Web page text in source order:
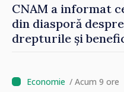
CNAM a informat
din diasporă despre
drepturile și
/ Acum 9 ore